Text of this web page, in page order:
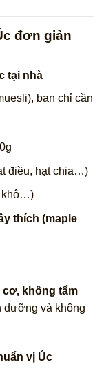
đơn giản
tại nhà
bạn chỉ cần
điều, hạt chia…)
khô…)
thích (maple
không tẩm
dưỡng và không
vị Úc